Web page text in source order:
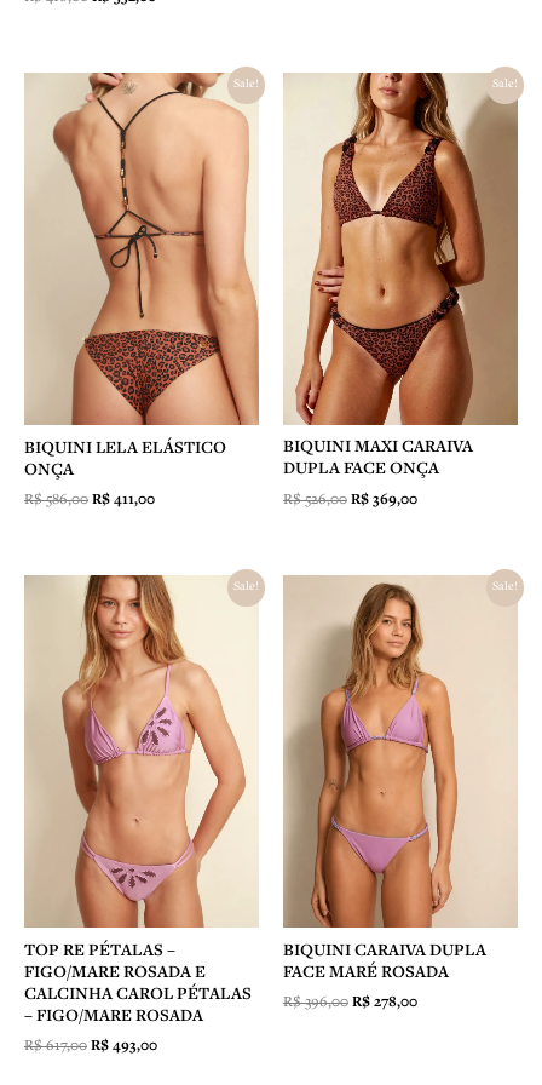
Sale!
BIQUINI LELA ELÁSTICO
ONÇA
R$586,00
O
preço
original
R$ 586,00.
R$ 411,00
preço
R$ 411,00.
Sale!
BIQUINI MAXI CARAIVA
DUPLA FACE ONÇA
R$526,00
O
preço
original
era:
R$ 526,00.
R$ 369,00
O
preço
atual
é:
R$ 369,00.
Sale!
TOP RE PÉTALAS –
FIGO/MARE ROSADA E
CALCINHA CAROL PÉTALAS
– FIGO/MARE ROSADA
R$617,00
O
preço
original
era:
R$ 617,00.
R$ 493,00
O
preço
atual
é:
R$ 493,00.
Sale!
BIQUINI CARAIVA DUPLA
FACE MARÉ ROSADA
R$396,00
preço
original
era:
R$ 396,00.
R$ 278,00
preço
atual
é:
R$ 278,00.